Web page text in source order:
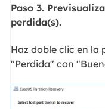
Paso 3.
perdida(s).
Haz doble clic en
"Perdida" con